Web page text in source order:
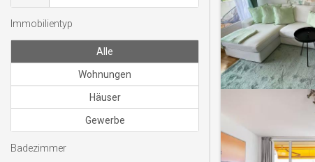
Immobilientyp
Alle
Wohnungen
Häuser
Gewerbe
Badezimmer